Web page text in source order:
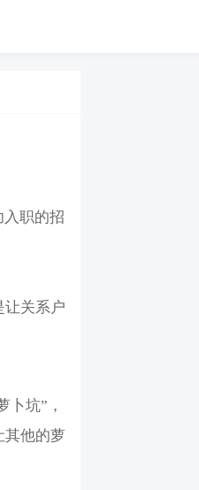
职的招
让关系户
卜坑”，
其他的萝